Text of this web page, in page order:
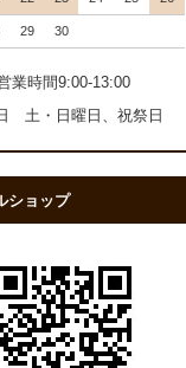
29 30
業時間9:00-13:00
土・日曜日、祝祭日
ショップ